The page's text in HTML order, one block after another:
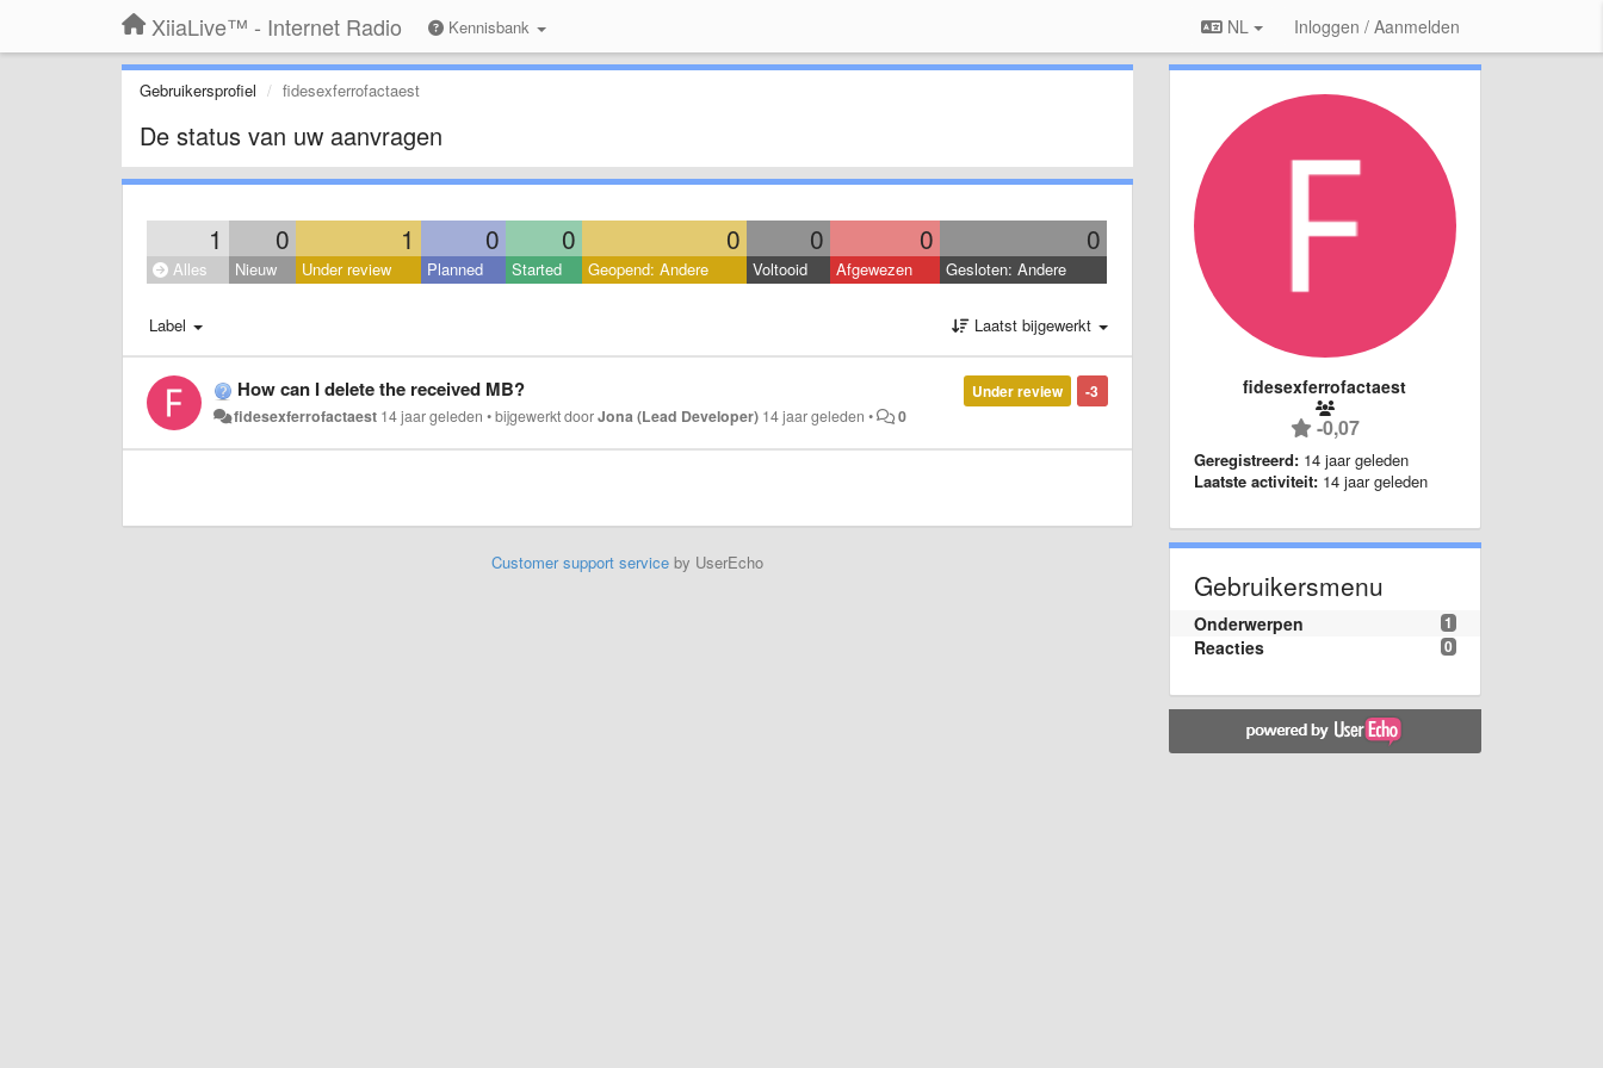
XiiaLive™ - Internet Radio Kennisbank NL Inloggen / Aanmelden
Gebruikersprofiel fidesexferrofactaest
De status van uw aanvragen
1 0 1 0 0 0 0 0 0
Alles Nieuw Under review Planned Started Geopend: Andere Voltooid Afgewezen Gesloten: Andere
Label Laatst bijgewerkt
-3
Under review
How can I delete the received MB?
fidesexferrofactaest 14 jaar geleden •bijgewerkt doorJona (Lead Developer) 14 jaar geleden • 0
Customer support serviceby UserEcho
fidesexferrofactaest
-0,07
Geregistreerd: 14 jaar geleden
Laatste activiteit: 14 jaar geleden
Gebruikersmenu
1
Onderwerpen
0
Reacties